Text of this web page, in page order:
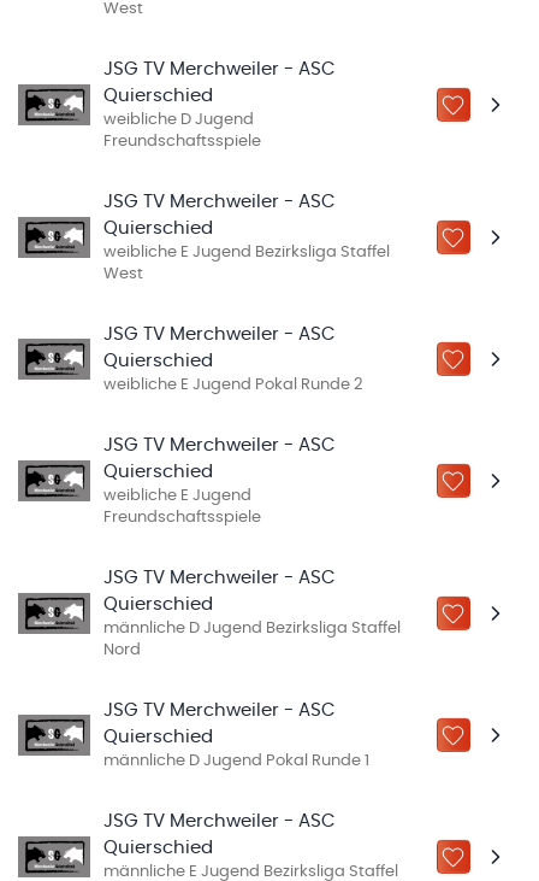
West
JSG TV Merchweiler - ASC
Quierschied
weibliche D Jugend
Freundschaftsspiele
ZU „MEINE
JSG TV Merchweiler - ASC
Quierschied
weibliche E Jugend Bezirksliga Staffel
West
ZU „MEINE
JSG TV Merchweiler - ASC
Quierschied
weibliche E Jugend Pokal Runde 2
ZU „MEINE
JSG TV Merchweiler - ASC
Quierschied
weibliche E Jugend
Freundschaftsspiele
ZU „MEINE
JSG TV Merchweiler - ASC
Quierschied
männliche D Jugend Bezirksliga Staffel
Nord
ZU „MEINE
JSG TV Merchweiler - ASC
Quierschied
männliche D Jugend Pokal Runde 1
ZU „MEINE
JSG TV Merchweiler - ASC
Quierschied
männliche E Jugend Bezirksliga Staffel
ZU „MEINE